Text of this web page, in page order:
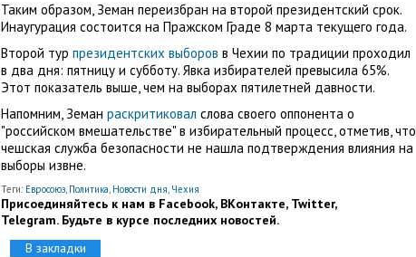
Таким образом, Земан переизбран на второй президентский срок.
Инаугурация состоится на Пражском Граде 8 марта текущего года.
Второй тур президентских выборов в Чехии по традиции проходил
в два дня: пятницу и субботу. Явка избирателей превысила 65%.
Этот показатель выше, чем на выборах пятилетней давности.
Напомним, Земан раскритиковал слова своего оппонента о
"российском вмешательстве" в избирательный процесс, отметив, что
чешская служба безопасности не нашла подтверждения влияния на
выборы извне.
Теги: Евросоюз, Политика, Новости дня, Чехия
Присоединяйтесь к нам в Facebook, ВКонтакте, Twitter,
Telegram. Будьте в курсе последних новостей.
В закладки